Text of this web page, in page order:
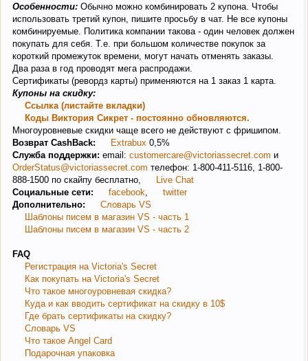
Особенности: Обычно можно комбинировать 2 купона. Чтобы
использовать третий купон, пишите просьбу в чат. Не все купоны
комбинируемые. Политика компании такова - один человек должен
покупать для себя. Т.е. при большом количестве покупок за
короткий промежуток времени, могут начать отменять заказы.
Два раза в год проводят мега распродажи.
Сертификаты (ревордз карты) применяются на 1 заказ 1 карта.
Купоны на скидку:
Ссылка (листайте вкладки)
Коды Виктория Сикрет - постоянно обновляются.
Многоуровневые скидки чаще всего не действуют с фришипом.
Возврат CashBack:
Extrabux 0,5%
Служба поддержки: email: customercare@victoriassecret.com и
OrderStatus@victoriassecret.com телефон: 1-800-411-5116, 1-800-
888-1500 по скайпу бесплатно,
Live Chat
Социальные сети:
facebook
twitter
Дополнительно:
Словарь VS
Шаблоны писем в магазин VS - часть 1
Шаблоны писем в магазин VS - часть 2
FAQ
Регистрация на Victoria's Secret
Как покупать на Victoria's Secret
Что такое многоуровневая скидка?
Куда и как вводить сертификат на скидку в 10$
Где брать сертификаты на скидку?
Словарь VS
Что такое Angel Card
Подарочная упаковка